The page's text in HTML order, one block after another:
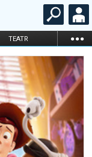
TEATR ...
STAND-UP
KARNETY